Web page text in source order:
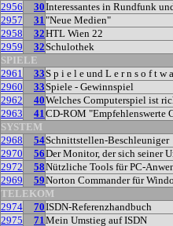
2956
30Interessantes in Rundfunk
2957
31"Neue Medien"
2958
32HTL Wien 22
2959
32Schulothek
SPIELE
2961
33S p i e l e und L e r n s o f t w
2960
33Spiele - Gewinnspiel
2962
40Welches Computerspiel ist
2963
41CD-ROM "Empfehlenswerte
SYSTEM
2968
54Schnittstellen-Beschleuniger
2970
56Der Monitor, der sich seiner
2972
58Nützliche Tools für PC-
2969
59Norton Commander für
TELEKOM
2974
70ISDN-Referenzhandbuch
2975
71Mein Umstieg auf ISDN